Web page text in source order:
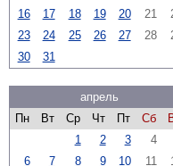
16
17 18 19 20 21
23
24 25 26 27 28
30
31
апрель
Пн
Вт Ср Чт Пт Сб
1
2 3 4
6
7 8 9 10 11